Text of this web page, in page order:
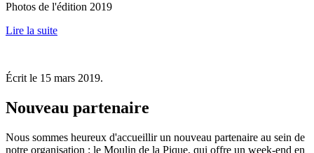
Photos de l'édition 2019
Lire la suite
Écrit le 15 mars 2019.
Nouveau partenaire
Nous sommes heureux d'accueillir un nouveau partenaire au sein de
notre organisation : le Moulin de la Pique, qui offre un week-end en